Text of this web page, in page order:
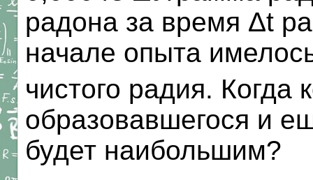
радона за время Δt
начале опыта
чистого радия. Когда
образовавшегося и
будет наибольшим?